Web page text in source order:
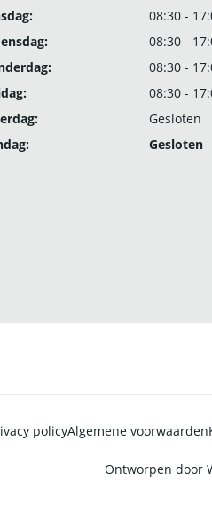
08:30 -
08:30 -
08:30 -
08:30 -
Gesloten
Gesloten
policyAlgemene voorwaarden
Ontworpen door